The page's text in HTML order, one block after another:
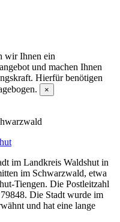
wir Ihnen ein
und machen Ihnen
Hierfür benötigen
×
im Landkreis Waldshut in
im Schwarzwald, etwa
Tiengen. Die Postleitzahl
Die Stadt wurde im
und hat eine lange